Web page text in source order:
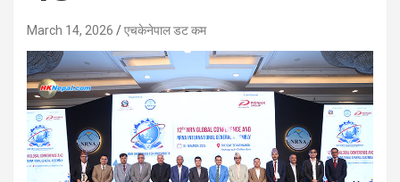
March 14, 2026 एचकेनेपाल डट कम